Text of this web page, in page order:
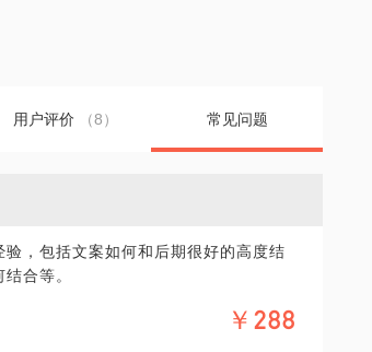
用户评价 （8） 常见问题
，包括文案如何和后期很好的高度结
合等。
￥288